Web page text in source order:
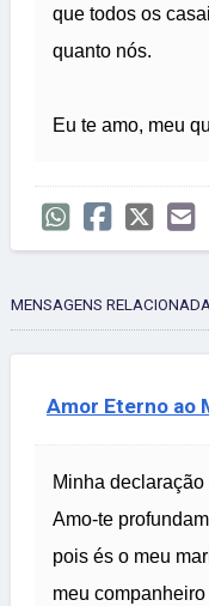
que todos os
quanto nós.
Eu te amo, meu
MENSAGENS
Amor Eterno ao
Minha declaração
Amo-te
pois és o meu
meu